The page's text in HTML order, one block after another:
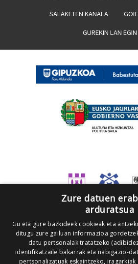
SALAKETEN KANALA
GUREKIN LAN EGIN
Zure datuen
arduratsua
Gu eta gure bazkideek cookieak eta
ditugu zure gailuan informazioa
datu pertsonalak tratatzeko
identifikatzaile bakarrak eta nabigazio-
pertsonalizatuak eskaintzeko,